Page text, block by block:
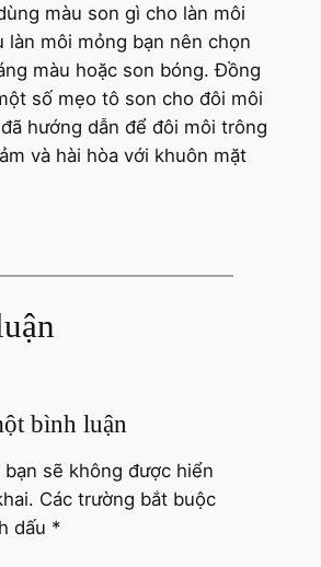
màu son gì cho làn môi
làn môi mỏng bạn nên chọn
màu hoặc son bóng. Đồng
số mẹo tô son cho đôi môi
hướng dẫn để đôi môi trông
và hài hòa với khuôn mặt
bình luận
bạn sẽ không được hiển
Các trường bắt buộc
dấu *